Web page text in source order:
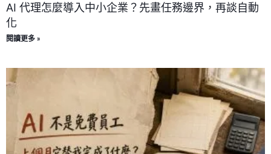
AI 代理怎麼導入中小企業？先畫任務邊界，再談自動
化
閱讀更多 »